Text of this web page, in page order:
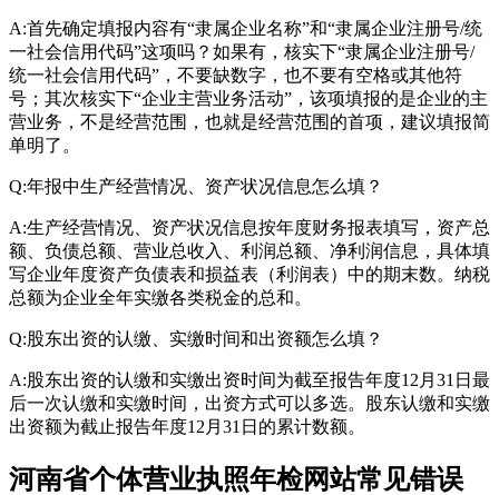
A:首先确定填报内容有“隶属企业名称”和“隶属企业注册号/统
一社会信用代码”这项吗？如果有，核实下“隶属企业注册号/
统一社会信用代码”，不要缺数字，也不要有空格或其他符
号；其次核实下“企业主营业务活动”，该项填报的是企业的主
营业务，不是经营范围，也就是经营范围的首项，建议填报简
单明了。
Q:年报中生产经营情况、资产状况信息怎么填？
A:生产经营情况、资产状况信息按年度财务报表填写，资产总
额、负债总额、营业总收入、利润总额、净利润信息，具体填
写企业年度资产负债表和损益表（利润表）中的期末数。纳税
总额为企业全年实缴各类税金的总和。
Q:股东出资的认缴、实缴时间和出资额怎么填？
A:股东出资的认缴和实缴出资时间为截至报告年度12月31日最
后一次认缴和实缴时间，出资方式可以多选。股东认缴和实缴
出资额为截止报告年度12月31日的累计数额。
河南省个体营业执照年检网站常见错误